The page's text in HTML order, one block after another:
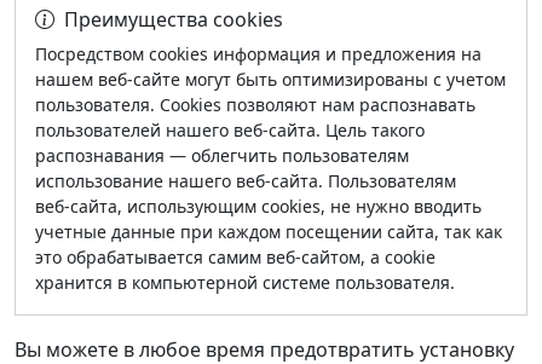
Преимущества cookies
Посредством cookies информация и предложения на
нашем веб‑сайте могут быть оптимизированы с учетом
пользователя. Cookies позволяют нам распознавать
пользователей нашего веб‑сайта. Цель такого
распознавания — облегчить пользователям
использование нашего веб‑сайта. Пользователям
веб‑сайта, использующим cookies, не нужно вводить
учетные данные при каждом посещении сайта, так как
это обрабатывается самим веб‑сайтом, а cookie
хранится в компьютерной системе пользователя.
Вы можете в любое время предотвратить установку